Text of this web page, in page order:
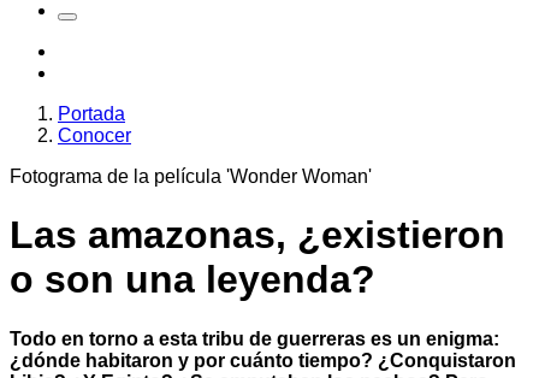
Portada
Conocer
Fotograma de la película 'Wonder Woman'
Las amazonas, ¿existieron
o son una leyenda?
Todo en torno a esta tribu de guerreras es un enigma:
¿dónde habitaron y por cuánto tiempo? ¿Conquistaron